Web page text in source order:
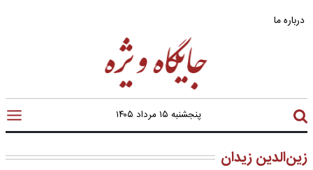
درباره ما
پنجشنبه ۱۵ مرداد ۱۴۰۵
زین‌الدین زیدان